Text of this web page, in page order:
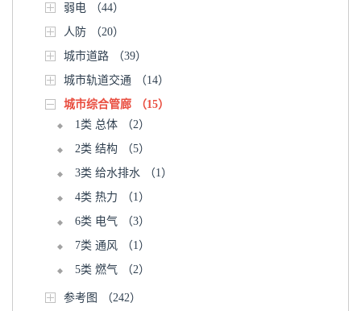
弱电
（44）
人防
（20）
城市道路
（39）
城市轨道交通
（14）
城市综合管廊
（15）
1类 总体
（2）
2类 结构
（5）
3类 给水排水
（1）
4类 热力
（1）
6类 电气
（3）
7类 通风
（1）
5类 燃气
（2）
参考图
（242）